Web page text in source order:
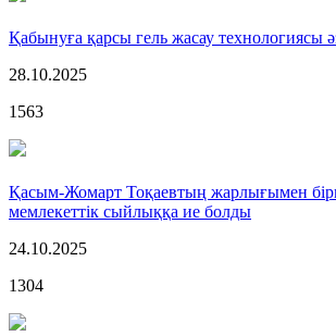
Қабынуға қарсы гель жасау технологиясы
28.10.2025
1563
Қасым-Жомарт Тоқаевтың жарлығымен
мемлекеттік сыйлыққа ие болды
24.10.2025
1304